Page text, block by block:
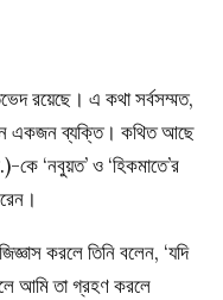
রয়েছে। এ কথা সর্বসম্মত,
একজন ব্যক্তি। কথিত আছে
‘নবুয়ত’ ও ‘হিকমাতে’র
করলে তিনি বলেন, ‘যদি
আমি তা গ্রহণ করলে